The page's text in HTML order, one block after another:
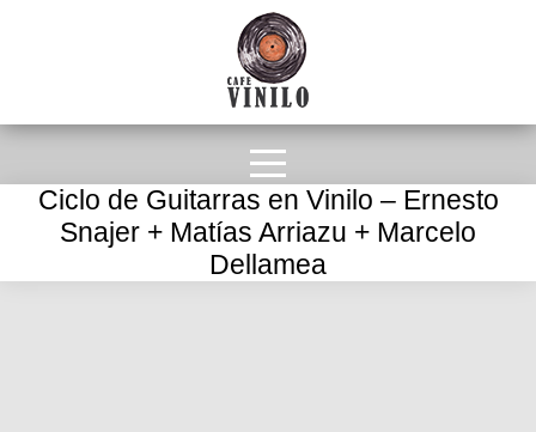
Ciclo de Guitarras en Vinilo – Ernesto
Snajer + Matías Arriazu + Marcelo
Dellamea